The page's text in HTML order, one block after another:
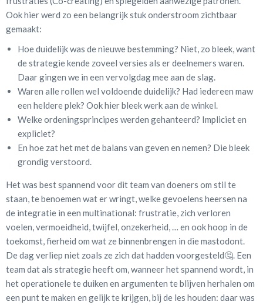
Ook hier werd zo een belangrijk stuk onderstroom zichtbaar
gemaakt:
Hoe duidelijk was de nieuwe bestemming? Niet, zo bleek, want
de strategie kende zoveel versies als er deelnemers waren.
Daar gingen we in een vervolgdag mee aan de slag.
Waren alle rollen wel voldoende duidelijk? Had iedereen maw
een heldere plek? Ook hier bleek werk aan de winkel.
Welke ordeningsprincipes werden gehanteerd? Impliciet en
expliciet?
En hoe zat het met de balans van geven en nemen? Die bleek
grondig verstoord.
Het was best spannend voor dit team van doeners om stil te
staan, te benoemen wat er wringt, welke gevoelens heersen na
de integratie in een multinational: frustratie, zich verloren
voelen, vermoeidheid, twijfel, onzekerheid, … en ook hoop in de
toekomst, fierheid om wat ze binnenbrengen in die mastodont.
De dag verliep niet zoals ze zich dat hadden voorgesteld🤔. Een
team dat als strategie heeft om, wanneer het spannend wordt, in
het operationele te duiken en argumenten te blijven herhalen om
een punt te maken en gelijk te krijgen, bij de les houden: daar was